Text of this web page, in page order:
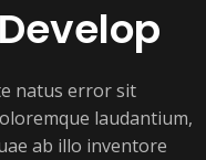
natus error sit
laudantium,
ab illo inventore